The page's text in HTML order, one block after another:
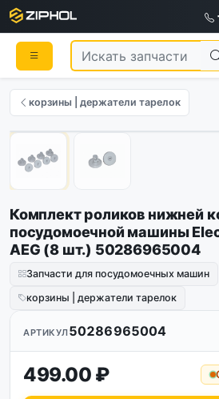
корзины | держатели тарелок
Комплект роликов нижней
посудомоечной машины
AEG (8 шт.) 50286965004
Запчасти для посудомоечных машин
корзины | держатели тарелок
АРТИКУЛ50286965004
499.00 ₽